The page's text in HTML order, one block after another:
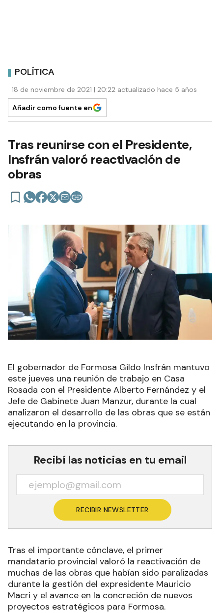
POLÍTICA
18 de noviembre de 2021 | 20:22 actualizado hace 5 años
Añadir como fuente en
Tras reunirse con el Presidente,
Insfrán valoró reactivación de
obras
El gobernador de Formosa Gildo Insfrán mantuvo
este jueves una reunión de trabajo en Casa
Rosada con el Presidente Alberto Fernández y el
Jefe de Gabinete Juan Manzur, durante la cual
analizaron el desarrollo de las obras que se están
ejecutando en la provincia.
Recibí las noticias en tu email
RECIBIR NEWSLETTER
Tras el importante cónclave, el primer
mandatario provincial valoró la reactivación de
muchas de las obras que habían sido paralizadas
durante la gestión del expresidente Mauricio
Macri y el avance en la concreción de nuevos
proyectos estratégicos para Formosa.